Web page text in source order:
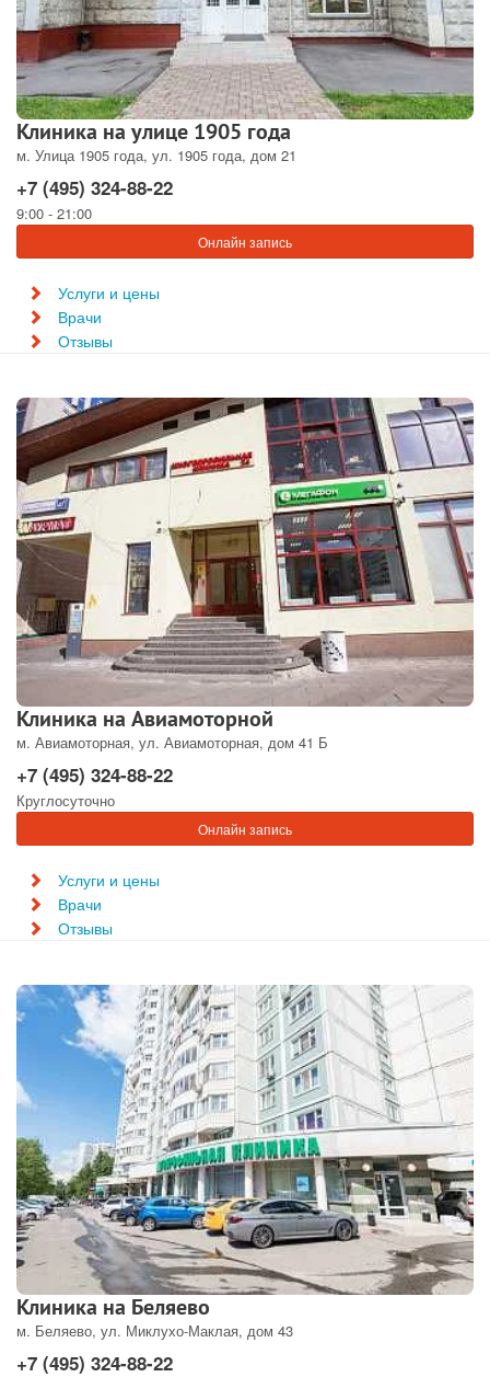
Клиника на улице 1905 года
м. Улица 1905 года, ул. 1905 года, дом 21
+7 (495) 324-88-22
9:00 - 21:00
Онлайн запись
Услуги и цены
Врачи
Отзывы
Клиника на Авиамоторной
м. Авиамоторная, ул. Авиамоторная, дом 41 Б
+7 (495) 324-88-22
Круглосуточно
Онлайн запись
Услуги и цены
Врачи
Отзывы
Клиника на Беляево
м. Беляево, ул. Миклухо-Маклая, дом 43
+7 (495) 324-88-22